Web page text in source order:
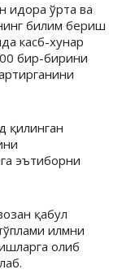
идора ўрта ва
билим бериш
касб-хунар
бир-бирини
қилинган
эътиборни
қабул
илмни
олиб